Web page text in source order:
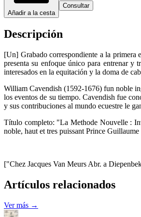
Añadir a la cesta
Consultar
Descripción
[Un] Grabado correspondiente a la
presenta su enfoque único para entrenar y
interesados en la equitación y la doma de
William Cavendish (1592-1676) fun noble
los eventos de su tiempo. Cavendish fue
y sus contribuciones al mundo ecuestre le
Título completo: "La Methode Nouvelle :
noble, haut et tres puissant Prince
["Chez Jacques Van Meurs Abr. a
Artículos relacionados
Ver más →